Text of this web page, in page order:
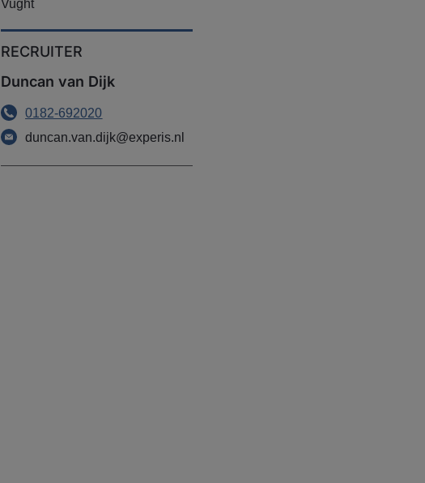
Vught
RECRUITER
Duncan van Dijk
0182-692020
duncan.van.dijk@experis.nl